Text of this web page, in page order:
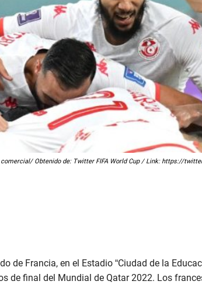
Obtenido de: Twitter FIFA World Cup / Link: https://
de Francia, en el Estadio “Ciudad de la
de final del Mundial de Qatar 2022. Los